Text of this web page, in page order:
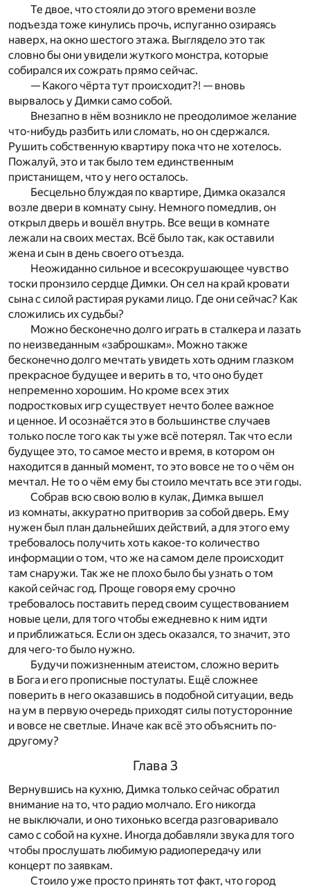
Те двое, что стояли до этого времени возле
подъезда тоже кинулись прочь, испуганно озираясь
наверх, на окно шестого этажа. Выглядело это так
словно бы они увидели жуткого монстра, которые
собирался их сожрать прямо сейчас.
— Какого чёрта тут происходит?! — вновь
вырвалось у Димки само собой.
Внезапно в нём возникло не преодолимое желание
что-нибудь разбить или сломать, но он сдержался.
Рушить собственную квартиру пока что не хотелось.
Пожалуй, это и так было тем единственным
пристанищем, что у него осталось.
Бесцельно блуждая по квартире, Димка оказался
возле двери в комнату сыну. Немного помедлив, он
открыл дверь и вошёл внутрь. Все вещи в комнате
лежали на своих местах. Всё было так, как оставили
жена и сын в день своего отъезда.
Неожиданно сильное и всесокрушающее чувство
тоски пронзило сердце Димки. Он сел на край кровати
сына с силой растирая руками лицо. Где они сейчас? Как
сложились их судьбы?
Можно бесконечно долго играть в сталкера и лазать
по неизведанным «заброшкам». Можно также
бесконечно долго мечтать увидеть хоть одним глазком
прекрасное будущее и верить в то, что оно будет
непременно хорошим. Но кроме всех этих
подростковых игр существует нечто более важное
и ценное. И осознаётся это в большинстве случаев
только после того как ты уже всё потерял. Так что если
будущее это, то самое место и время, в котором он
находится в данный момент, то это вовсе не то о чём он
мечтал. Не то о чём ему бы стоило мечтать все эти годы.
Собрав всю свою волю в кулак, Димка вышел
из комнаты, аккуратно притворив за собой дверь. Ему
нужен был план дальнейших действий, а для этого ему
требовалось получить хоть какое-то количество
информации о том, что же на самом деле происходит
там снаружи. Так же не плохо было бы узнать о том
какой сейчас год. Проще говоря ему срочно
требовалось поставить перед своим существованием
новые цели, для того чтобы ежедневно к ним идти
и приближаться. Если он здесь оказался, то значит, это
для чего-то было нужно.
Будучи пожизненным атеистом, сложно верить
в Бога и его прописные постулаты. Ещё сложнее
поверить в него оказавшись в подобной ситуации, ведь
на ум в первую очередь приходят силы потусторонние
и вовсе не светлые. Иначе как всё это объяснить по-
другому?
Глава 3
Вернувшись на кухню, Димка только сейчас обратил
внимание на то, что радио молчало. Его никогда
не выключали, и оно тихонько всегда разговаривало
само с собой на кухне. Иногда добавляли звука для того
чтобы прослушать любимую радиопередачу или
концерт по заявкам.
Стоило уже просто принять тот факт, что город